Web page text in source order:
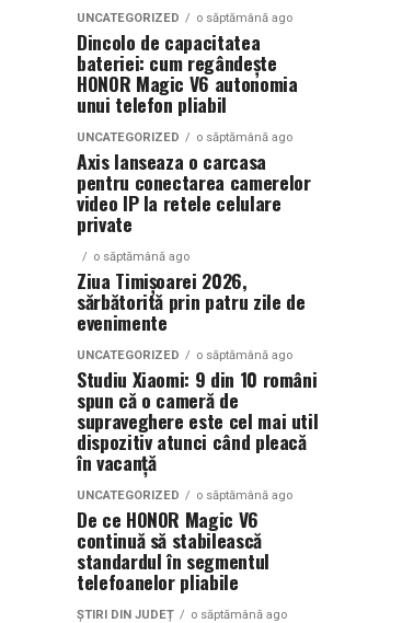
UNCATEGORIZED o săptămână ago
Dincolo de capacitatea
bateriei: cum regândește
HONOR Magic V6 autonomia
unui telefon pliabil
UNCATEGORIZED o săptămână ago
Axis lanseaza o carcasa
pentru conectarea camerelor
video IP la retele celulare
private
o săptămână ago
Ziua Timișoarei 2026,
sărbătorită prin patru zile de
evenimente
UNCATEGORIZED o săptămână ago
Studiu Xiaomi: 9 din 10 români
spun că o cameră de
supraveghere este cel mai util
dispozitiv atunci când pleacă
în vacanță
UNCATEGORIZED o săptămână ago
De ce HONOR Magic V6
continuă să stabilească
standardul în segmentul
telefoanelor pliabile
ȘTIRI DIN JUDEȚ o săptămână ago